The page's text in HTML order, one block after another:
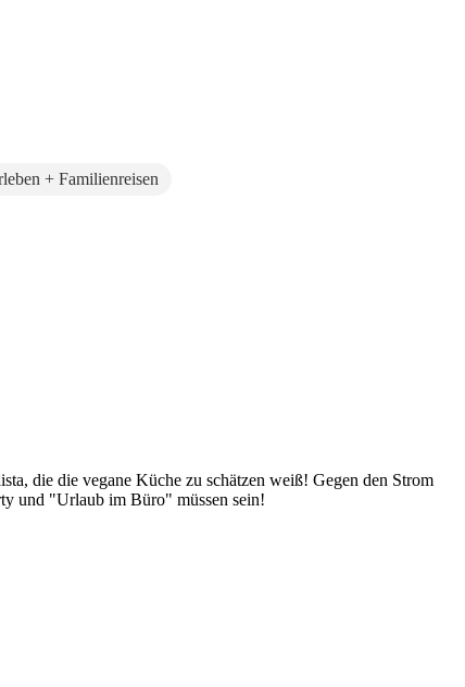
+ Familienreisen
die die vegane Küche zu schätzen weiß! Gegen den Strom
und "Urlaub im Büro" müssen sein!